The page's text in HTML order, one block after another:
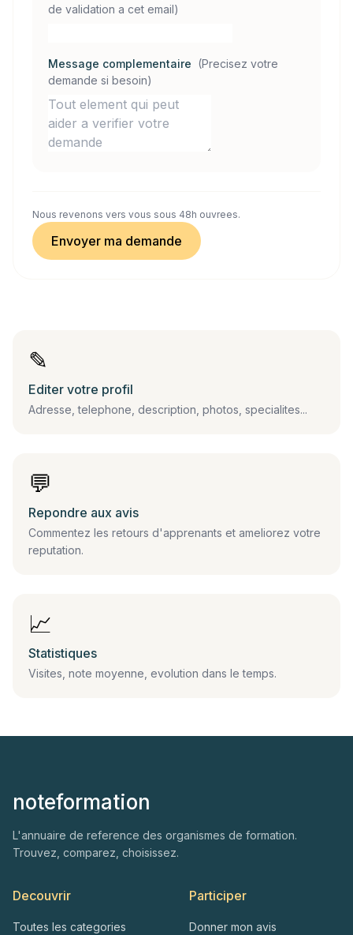
de validation a cet email)
Message complementaire (Precisez votre
demande si besoin)
Nous revenons vers vous sous 48h ouvrees.
Envoyer ma demande
✎
Editer votre profil
Adresse, telephone, description, photos, specialites...
💬
Repondre aux avis
Commentez les retours d'apprenants et ameliorez votre
reputation.
📈
Statistiques
Visites, note moyenne, evolution dans le temps.
noteformation
L'annuaire de reference des organismes de formation.
Trouvez, comparez, choisissez.
Decouvrir
Toutes les categories
Participer
Donner mon avis